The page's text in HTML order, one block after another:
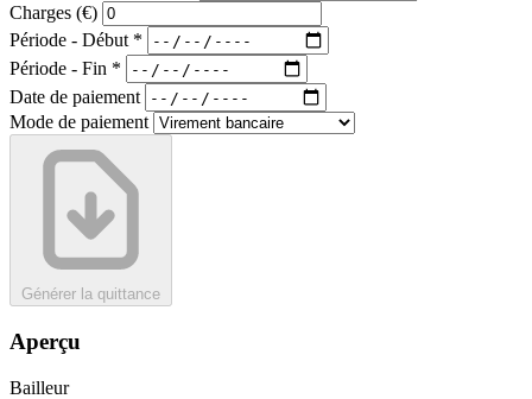
Charges (€)
Période - Début *
Période - Fin *
Date de paiement
Mode de paiement
Générer la quittance
Aperçu
Bailleur